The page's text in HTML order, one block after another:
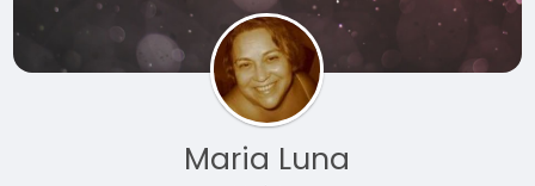
Maria Luna